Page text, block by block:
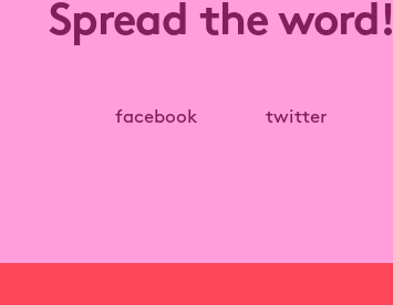
Spread the word!
facebook twitter